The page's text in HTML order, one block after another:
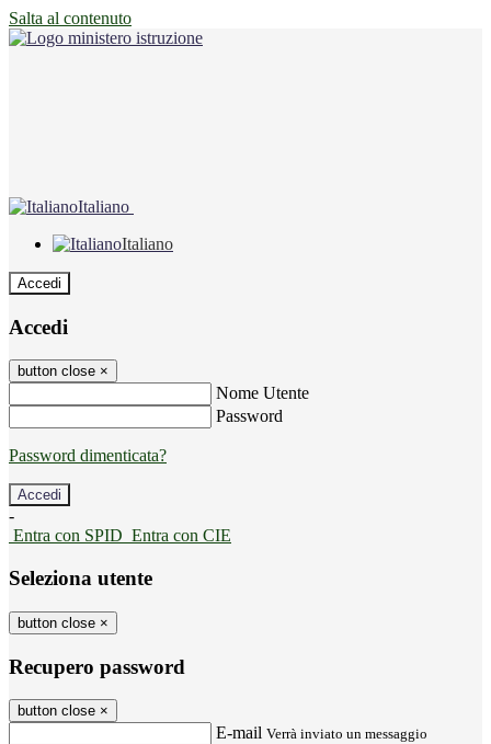
Salta al contenuto
Italiano
Italiano
Accedi
Accedi
button close ×
Nome Utente
Password
Password dimenticata?
-
Entra con SPID Entra con CIE
Seleziona utente
button close ×
Recupero password
button close ×
E-mail Verrà inviato un messaggio